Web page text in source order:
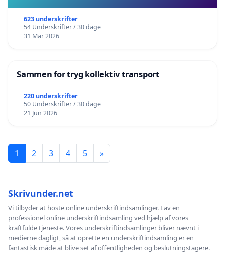
623 underskrifter
54 Underskrifter / 30 dage
31 Mar 2026
Sammen for tryg kollektiv transport
220 underskrifter
50 Underskrifter / 30 dage
21 Jun 2026
1 2 3 4 5 »
Skrivunder.net
Vi tilbyder at hoste online underskriftindsamlinger. Lav en
professionel online underskriftindsamling ved hjælp af vores
kraftfulde tjeneste. Vores underskriftindsamlinger bliver nævnt i
medierne dagligt, så at oprette en underskriftindsamling er en
fantastisk måde at blive set af offentligheden og beslutningstagere.